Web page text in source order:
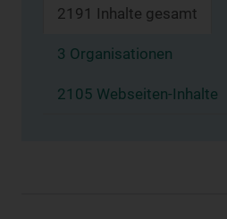
2191 Inhalte gesamt
3 Organisationen
2105 Webseiten-Inhalte